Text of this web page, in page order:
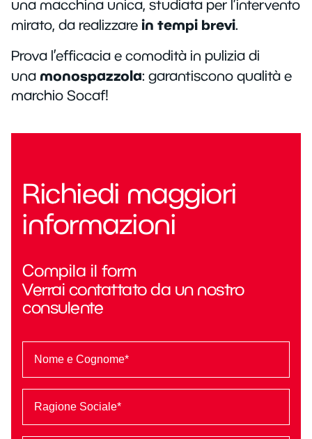
una macchina unica, studiata per l’intervento
mirato, da realizzare in tempi brevi.
Prova l’efficacia e comodità in pulizia di
una monospazzola: garantiscono qualità e
marchio Socaf!
Richiedi maggiori
informazioni
Compila il form
Verrai contattato da un nostro
consulente